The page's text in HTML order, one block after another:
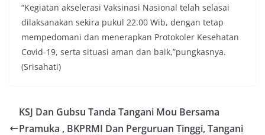
kegiatan semacam ini, Bhabinkamtibmas tidak
hanya berperan sebagai penyampai informasi
dan imbauan, tetapi juga sebagai mitra
masyarakat dalam menjaga keamanan lingkungan
secara bersama-sama.‎‎Kehadiran
Bhabinkamtibmas di tengah-tengah warga
kolektif warga akan pentingnya menjaga
keamanan, ketertiban, dan kekompakan
“Kegiatan akselerasi Vaksinasi Nasional telah selasai
dilaksanakan sekira pukul 22.00 Wib, dengan tetap
mempedomani dan menerapkan Protokoler Kesehatan
Covid-19, serta situasi aman dan baik,”pungkasnya.
(Srisahati)
KSJ Dan Gubsu Tanda Tangani Mou Bersama
Pramuka , BKPRMI Dan Perguruan Tinggi, Tangani